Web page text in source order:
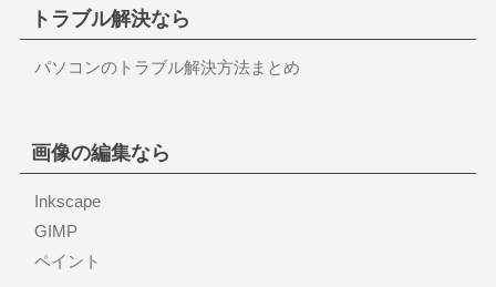
トラブル解決なら
パソコンのトラブル解決方法まとめ
画像の編集なら
Inkscape
GIMP
ペイント